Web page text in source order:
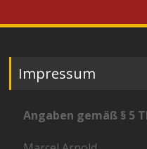
Impressum
Angaben gemäß § 5